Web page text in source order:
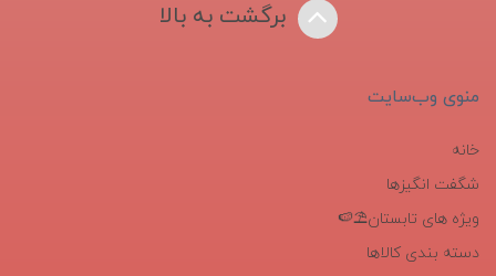
برگشت به بالا
منوی وب‌سایت
خانه
شگفت انگیزها
ویژه های تابستان⛱️🍉
دسته بندی کالاها